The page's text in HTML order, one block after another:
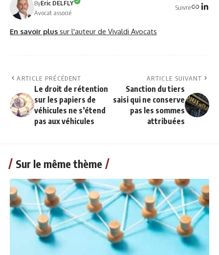
ByEric DELFLY
Avocat associé
Suivre
En savoir plus sur l'auteur de Vivaldi Avocats
ARTICLE PRÉCÉDENT
Le droit de rétention
sur les papiers de
véhicules ne s’étend
pas aux véhicules
ARTICLE SUIVANT
Sanction du tiers
saisi qui ne conserve
pas les sommes
attribuées
Sur le même thème